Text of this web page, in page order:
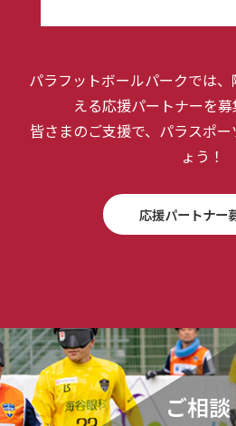
パラフットボールパークでは
える応援パートナーを募
皆さまのご支援で、パラスポ
ょう！
応援パートナー
ご相